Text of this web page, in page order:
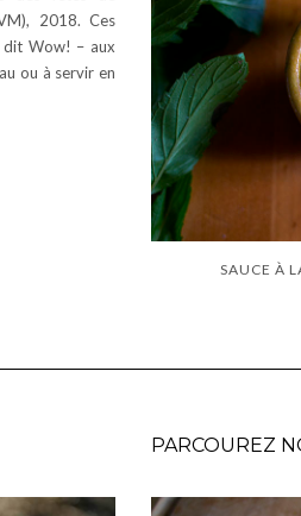
2018. Ces
dit Wow! – aux
ou à servir en
SAUCE À
PARCOUREZ